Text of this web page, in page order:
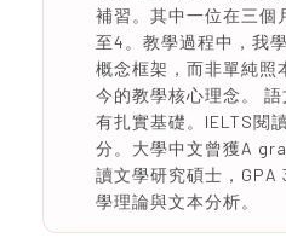
補習。其中一位在三個
至4。教學過程中，我
概念框架，而非單純
今的教學核心理念。
有扎實基礎。IELTS閱
分。大學中文曾獲A
讀文學研究碩士，
學理論與文本分析。